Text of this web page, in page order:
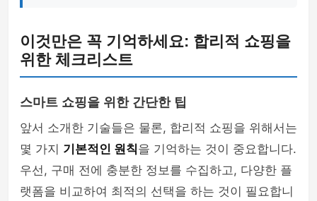
이것만은 꼭 기억하세요: 합리적 쇼핑을
위한 체크리스트
스마트 쇼핑을 위한 간단한 팁
앞서 소개한 기술들은 물론, 합리적 쇼핑을 위해서는
몇 가지 기본적인 원칙을 기억하는 것이 중요합니다.
우선, 구매 전에 충분한 정보를 수집하고, 다양한 플
랫폼을 비교하여 최적의 선택을 하는 것이 필요합니